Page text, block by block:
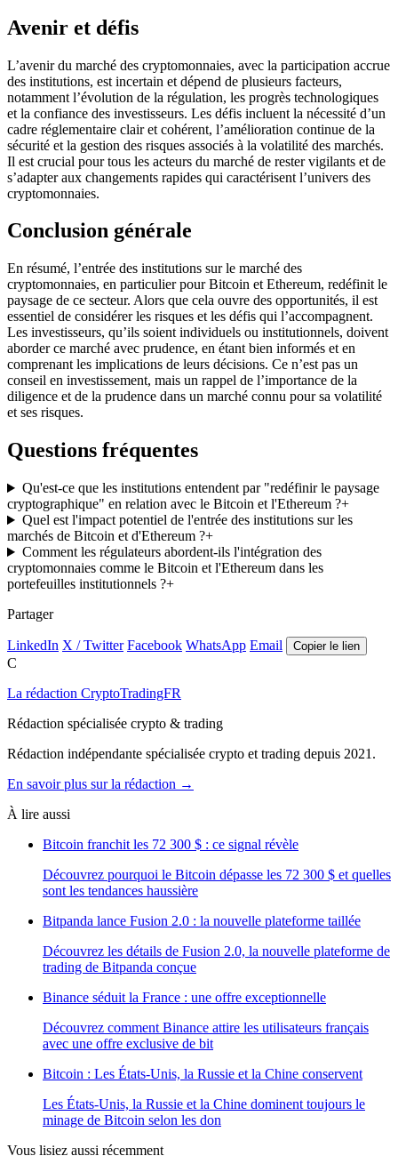
Avenir et défis
L’avenir du marché des cryptomonnaies, avec la participation accrue
des institutions, est incertain et dépend de plusieurs facteurs,
notamment l’évolution de la régulation, les progrès technologiques
et la confiance des investisseurs. Les défis incluent la nécessité d’un
cadre réglementaire clair et cohérent, l’amélioration continue de la
sécurité et la gestion des risques associés à la volatilité des marchés.
Il est crucial pour tous les acteurs du marché de rester vigilants et de
s’adapter aux changements rapides qui caractérisent l’univers des
cryptomonnaies.
Conclusion générale
En résumé, l’entrée des institutions sur le marché des
cryptomonnaies, en particulier pour Bitcoin et Ethereum, redéfinit le
paysage de ce secteur. Alors que cela ouvre des opportunités, il est
essentiel de considérer les risques et les défis qui l’accompagnent.
Les investisseurs, qu’ils soient individuels ou institutionnels, doivent
aborder ce marché avec prudence, en étant bien informés et en
comprenant les implications de leurs décisions. Ce n’est pas un
conseil en investissement, mais un rappel de l’importance de la
diligence et de la prudence dans un marché connu pour sa volatilité
et ses risques.
Questions fréquentes
Qu'est-ce que les institutions entendent par "redéfinir le paysage
cryptographique" en relation avec le Bitcoin et l'Ethereum ?+
Quel est l'impact potentiel de l'entrée des institutions sur les
marchés de Bitcoin et d'Ethereum ?+
Comment les régulateurs abordent-ils l'intégration des
cryptomonnaies comme le Bitcoin et l'Ethereum dans les
portefeuilles institutionnels ?+
Partager
LinkedIn X / Twitter Facebook WhatsApp Email Copier le lien
C
La rédaction CryptoTradingFR
Rédaction spécialisée crypto & trading
Rédaction indépendante spécialisée crypto et trading depuis 2021.
En savoir plus sur la rédaction →
À lire aussi
Bitcoin franchit les 72 300 $ : ce signal révèle
Découvrez pourquoi le Bitcoin dépasse les 72 300 $ et quelles
sont les tendances haussière
Bitpanda lance Fusion 2.0 : la nouvelle plateforme taillée
Découvrez les détails de Fusion 2.0, la nouvelle plateforme de
trading de Bitpanda conçue
Binance séduit la France : une offre exceptionnelle
Découvrez comment Binance attire les utilisateurs français
avec une offre exclusive de bit
Bitcoin : Les États-Unis, la Russie et la Chine conservent
Les États-Unis, la Russie et la Chine dominent toujours le
minage de Bitcoin selon les don
Vous lisiez aussi récemment